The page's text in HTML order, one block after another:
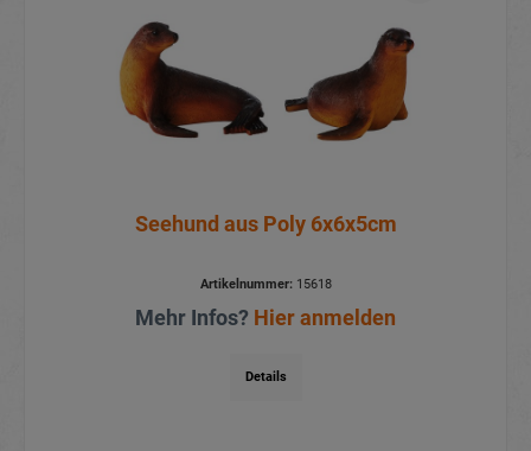
Seehund aus Poly 6x6x5cm
Artikelnummer:15618
Mehr Infos? Hier anmelden
Details